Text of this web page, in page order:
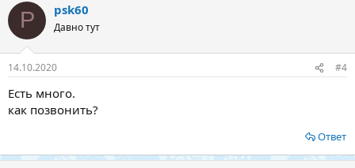
P psk60
Давно тут
14.10.2020 #4
Есть много.
как позвонить?
Ответ